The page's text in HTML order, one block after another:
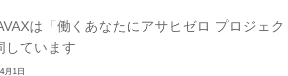
は「働くあなたにアサヒゼロ プロジェ
しています
月1日